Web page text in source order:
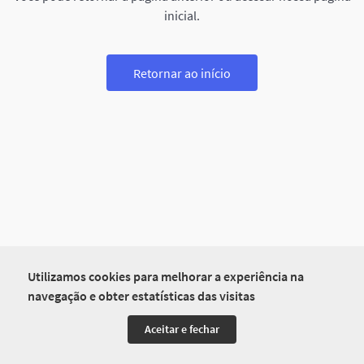
Utilizamos cookies para melhorar a experiência na
navegação e obter estatísticas das visitas
Aceitar e fechar
inicial.
Retornar ao início